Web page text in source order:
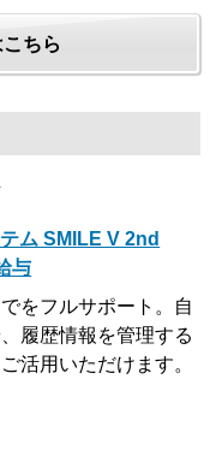
ちら
ム SMILE V 2nd
与
をフルサポート。自
履歴情報を管理する
活用いただけます。